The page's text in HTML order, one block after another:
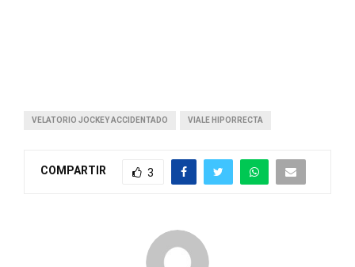
VELATORIO JOCKEY ACCIDENTADO VIALE HIPORRECTA
COMPARTIR 3